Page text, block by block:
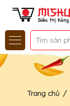
Trang chủ /